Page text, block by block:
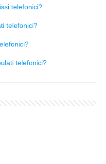
telefonici?
telefonici?
telefonici?